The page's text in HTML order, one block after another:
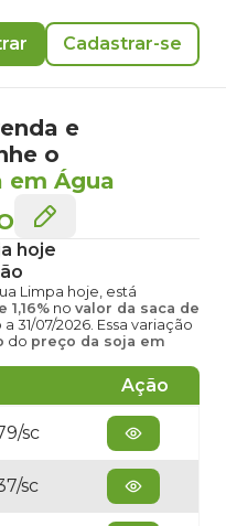
Cadastrar-se
e
o
em Água
hoje
Limpa hoje, está
1,16% no valor da saca de
31/07/2026. Essa variação
do preço da soja em
Ação
sc
sc